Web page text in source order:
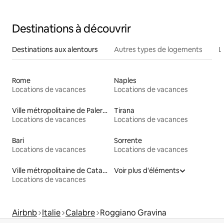
Destinations à découvrir
Destinations aux alentours Autres types de logements
Rome
Locations de vacances
Naples
Locations de vacances
Ville métropolitaine de Palerme
Locations de vacances
Tirana
Locations de vacances
Bari
Locations de vacances
Sorrente
Locations de vacances
Ville métropolitaine de Catane
Locations de vacances
Voir plus d'éléments
Airbnb Italie Calabre Roggiano Gravina